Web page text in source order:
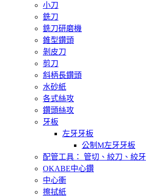
小刀
銑刀
銑刀研磨機
錐型鑽頭
剝皮刀
剪刀
斜柄長鑽頭
水砂紙
各式絲攻
鑽頭絲攻
牙板
左牙牙板
公制M左牙牙板
配管工具： 管切、絞刀、絞牙
OKABE中心鑽
中心衝
擦拭紙